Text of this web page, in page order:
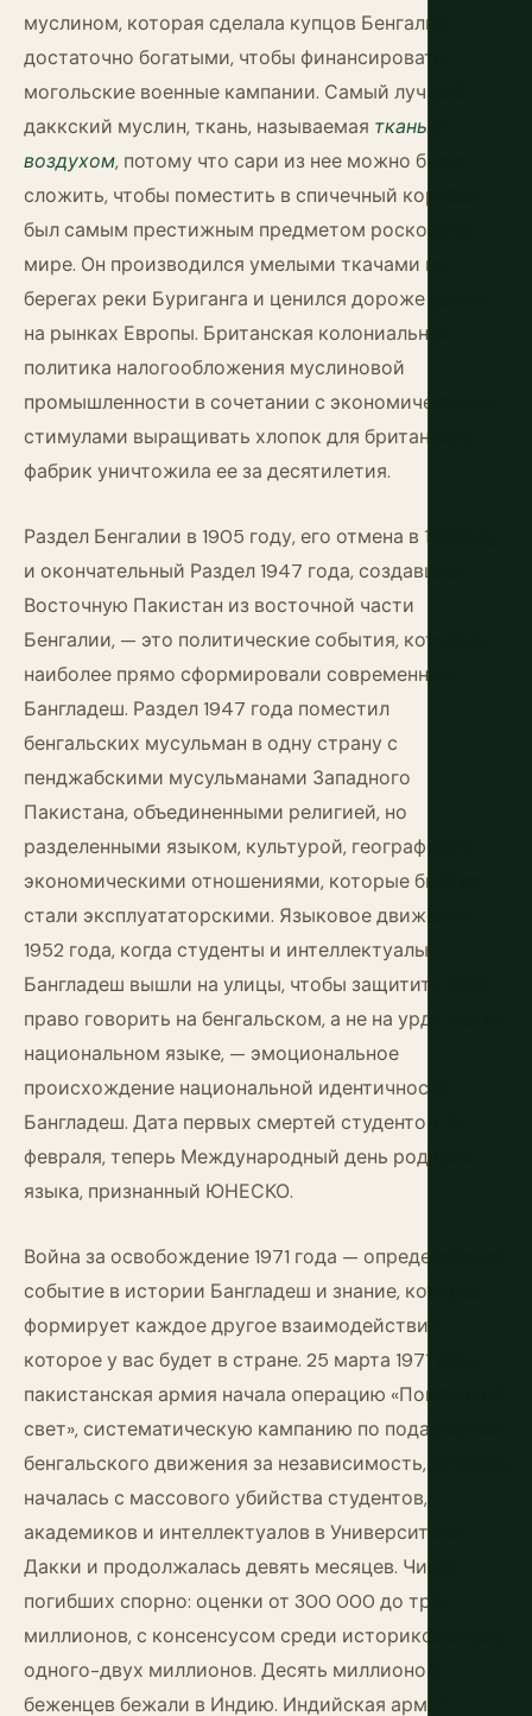
муслином, которая сделала купцов Бенгалии
достаточно богатыми, чтобы финансировать
могольские военные кампании. Самый лучший
даккский муслин, ткань, называемая тканым
воздухом, потому что сари из нее можно было
сложить, чтобы поместить в спичечный коробок,
был самым престижным предметом роскоши в
мире. Он производился умелыми ткачами на
берегах реки Буриганга и ценился дороже шелка
на рынках Европы. Британская колониальная
политика налогообложения муслиновой
промышленности в сочетании с экономическими
стимулами выращивать хлопок для британских
фабрик уничтожила ее за десятилетия.
Раздел Бенгалии в 1905 году, его отмена в 1911 году
и окончательный Раздел 1947 года, создавший
Восточную Пакистан из восточной части
Бенгалии, — это политические события, которые
наиболее прямо сформировали современный
Бангладеш. Раздел 1947 года поместил
бенгальских мусульман в одну страну с
пенджабскими мусульманами Западного
Пакистана, объединенными религией, но
разделенными языком, культурой, географией и
экономическими отношениями, которые быстро
стали эксплуататорскими. Языковое движение
1952 года, когда студенты и интеллектуалы
Бангладеш вышли на улицы, чтобы защитить свое
право говорить на бенгальском, а не на урду как на
национальном языке, — эмоциональное
происхождение национальной идентичности
Бангладеш. Дата первых смертей студентов, 21
февраля, теперь Международный день родного
языка, признанный ЮНЕСКО.
Война за освобождение 1971 года — определяющее
событие в истории Бангладеш и знание, которое
формирует каждое другое взаимодействие,
которое у вас будет в стране. 25 марта 1971 года
пакистанская армия начала операцию «Поисковый
свет», систематическую кампанию по подавлению
бенгальского движения за независимость, которая
началась с массового убийства студентов,
академиков и интеллектуалов в Университете
Дакки и продолжалась девять месяцев. Число
погибших спорно: оценки от 300 000 до трех
миллионов, с консенсусом среди историков около
одного-двух миллионов. Десять миллионов
беженцев бежали в Индию. Индийская армия